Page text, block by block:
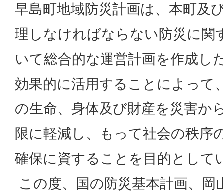
早島町地域防災計画は、本町及
理しなければならない防災に関
いて総合的な運営計画を作成し
効果的に活用することによって
の生命、身体及び財産を災害か
限に軽減し、もって社会の秩序
確保に資することを目的として
この度、国の防災基本計画、岡